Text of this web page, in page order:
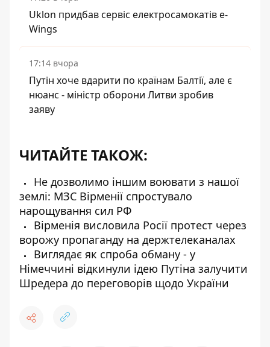
Uklon придбав сервіс електросамокатів e-
Wings
17:14 вчора
Путін хоче вдарити по країнам Балтії, але є
нюанс - міністр оборони Литви зробив
заяву
ЧИТАЙТЕ ТАКОЖ:
Не дозволимо іншим воювати з нашої
землі: МЗС Вірменії спростувало
нарощування сил РФ
Вірменія висловила Росії протест через
ворожу пропаганду на держтелеканалах
Виглядає як спроба обману - у
Німеччині відкинули ідею Путіна залучити
Шредера до переговорів щодо України